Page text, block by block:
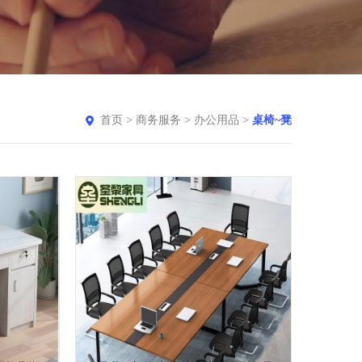
首页 > 商务服务 > 办公用品 > 桌椅~凳